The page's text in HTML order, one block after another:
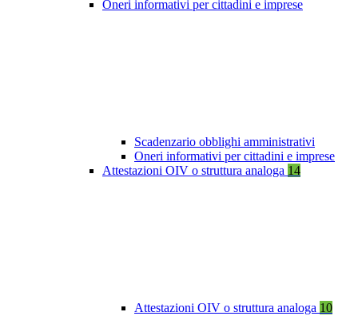
Oneri informativi per cittadini e imprese
Scadenzario obblighi amministrativi
Oneri informativi per cittadini e imprese
Attestazioni OIV o struttura analoga 14
Attestazioni OIV o struttura analoga 10